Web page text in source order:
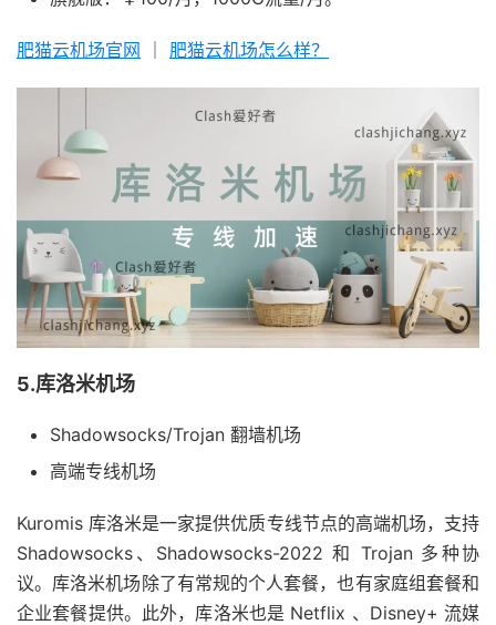
肥猫云机场官网 肥猫云机场怎么样？
5.库洛米机场
Shadowsocks/Trojan 翻墙机场
高端专线机场
Kuromis 库洛米是一家提供优质专线节点的高端机场，支持
Shadowsocks、Shadowsocks-2022 和 Trojan 多种协
议。库洛米机场除了有常规的个人套餐，也有家庭组套餐和
企业套餐提供。此外，库洛米也是 Netflix 、Disney+ 流媒